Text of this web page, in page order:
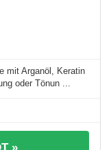
mit Arganöl, Keratin
oder Tönun ...
»